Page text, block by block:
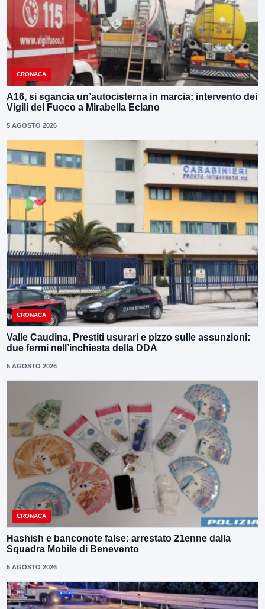
CRONACA
A16, si sgancia un’autocisterna in marcia: intervento dei
Vigili del Fuoco a Mirabella Eclano
5 AGOSTO 2026
CRONACA
Valle Caudina, Prestiti usurari e pizzo sulle assunzioni:
due fermi nell’inchiesta della DDA
5 AGOSTO 2026
CRONACA
Hashish e banconote false: arrestato 21enne dalla
Squadra Mobile di Benevento
5 AGOSTO 2026